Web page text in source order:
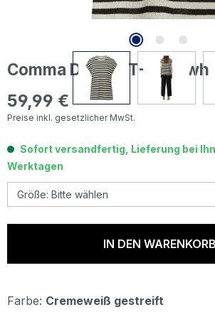
Comma Damen T-Shirt
Regulärer Preis:
59,99 €
Preise inkl. gesetzlicher MwSt.
Sofort versandfertig, Lieferung bei
Werktagen
IN DEN WARENKORB
Farbe: Cremeweiß gestreift